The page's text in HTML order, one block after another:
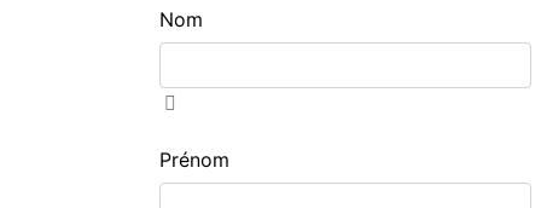
Nom
Prénom